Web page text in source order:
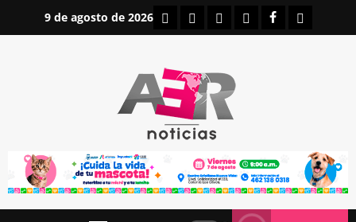
9 de agosto de 2026 INICIOIRAPUATO
ESTATALES
NACIONALES
FACEBOOK